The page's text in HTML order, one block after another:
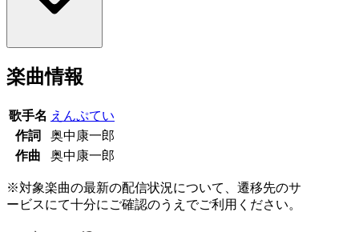
楽曲情報
歌手名 えんぷてい
作詞
奥中康一郎
作曲
奥中康一郎
※対象楽曲の最新の配信状況について、遷移先のサ
ービスにて十分にご確認のうえでご利用ください。